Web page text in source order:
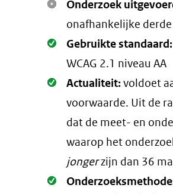
Onderzoek
onafhankelijke
Oké.
Gebruikte standaard:
WCAG 2.1 niveau AA
Oké.
Actualiteit:voldoet
voorwaarde. Uit de
dat de meet- en
waarop het
jongerzijn dan 36
Oké.